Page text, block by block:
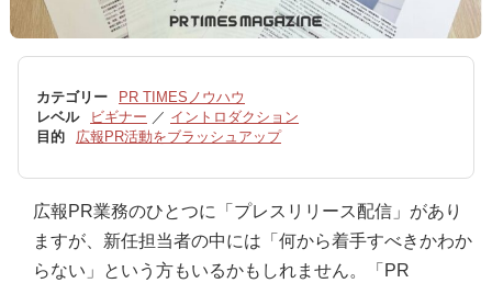
カテゴリー
PR TIMESノウハウ
レベル
ビギナー ／ イントロダクション
目的
広報PR活動をブラッシュアップ
広報PR業務のひとつに「プレスリリース配信」があり
ますが、新任担当者の中には「何から着手すべきかわか
らない」という方もいるかもしれません。「PR